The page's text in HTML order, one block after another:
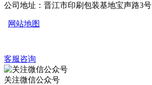
公司地址：晋江市印刷包装基地宝声路3号
网站地图
客服咨询
关注微信公众号